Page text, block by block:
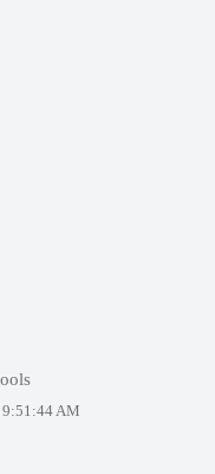
AM